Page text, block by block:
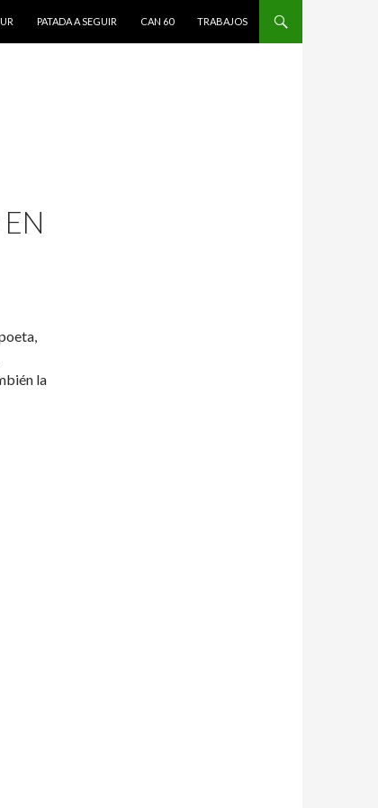
PATADA A SEGUIR CAN 60 TRABAJOS
la